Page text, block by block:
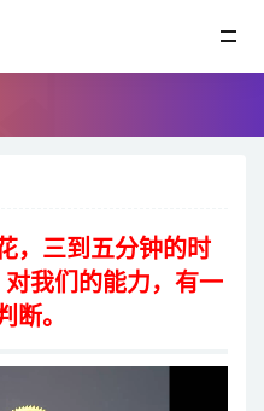
，三到五分钟的时
对我们的能力，有一
断。